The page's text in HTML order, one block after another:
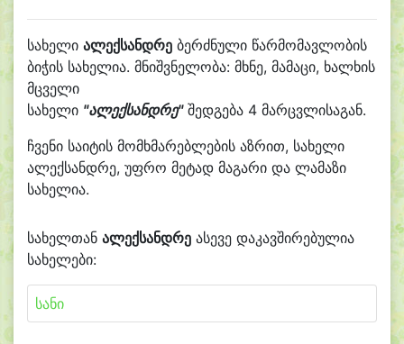
სახელი ალექსანდრე ბერძნული წარმომავლობის
ბიჭის სახელია. მნიშვნელობა: მხნე, მამაცი, ხალხის
მცველი
სახელი "ალექსანდრე"შედგება 4 მარცვლისაგან.
ჩვენი საიტის მომხმარებლების აზრით, სახელი
ალექსანდრე, უფრო მეტად მაგარი და ლამაზი
სახელია.
სახელთან ალექსანდრე ასევე დაკავშირებულია
სახელები:
სანი